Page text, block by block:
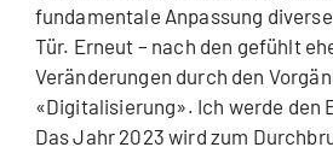
fundamentale Anpassung
Tür. Erneut – nach den gefühlt
Veränderungen durch den
«Digitalisierung». Ich werde den
Das Jahr 2023 wird zum